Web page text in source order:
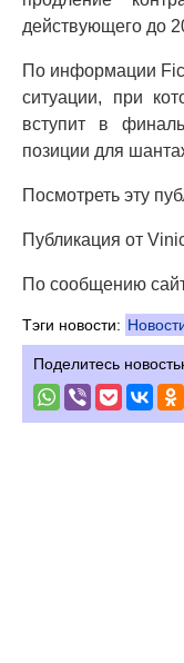
действующего до
По информации
ситуации, при
вступит в
позиции для
Посмотреть эту
Публикация от
По сообщению
Тэги новости:
Поделитесь